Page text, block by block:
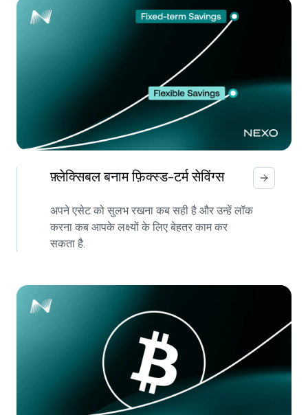
फ़्लेक्सिबल बनाम फ़िक्स्ड‑टर्म सेविंग्स
अपने एसेट को सुलभ रखना कब सही है और उन्हें लॉक
करना कब आपके लक्ष्यों के लिए बेहतर काम कर
सकता है.